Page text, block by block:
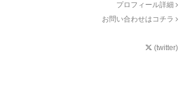
プロフィール詳細
お問い合わせはコチラ
(twitter)